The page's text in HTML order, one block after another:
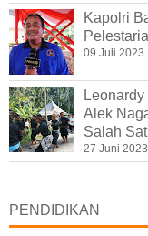
Kapolri
09 Juli 2023
Alek
Salah
27 Juni 2023
PENDIDIKAN